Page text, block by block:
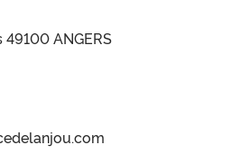
49100 ANGERS